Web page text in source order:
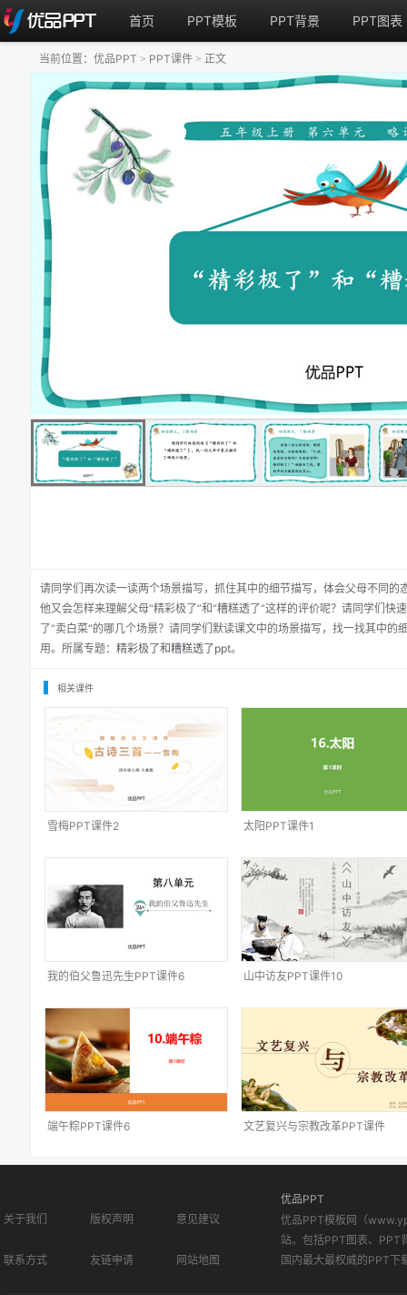
首页 PPT模板 PPT背景 PPT图表
请同学们再次读一读两个场景描写，抓住其中的细节描写，体会父母不同
他又会怎样来理解父母“精彩极了”和“糟糕透了”这样的评价呢？请同学们快
了“卖白菜”的哪几个场景？请同学们默读课文中的场景描写，找一找其中的
用。所属专题： 精彩极了和糟糕透了ppt。
当前位置： 优品PPT > PPT课件 > 正文
相关课件
雪梅PPT课件2 太阳PPT课件1
我的伯父鲁迅先生PPT课件6 山中访友PPT课件10
端午粽PPT课件6 文艺复兴与宗教改革PPT课件
关于我们 版权声明 意见建议
联系方式 友链申请 网站地图
优品PPT
优品PPT模板网（
站。包括PPT图表、PPT
国内最大最权威的PPT下